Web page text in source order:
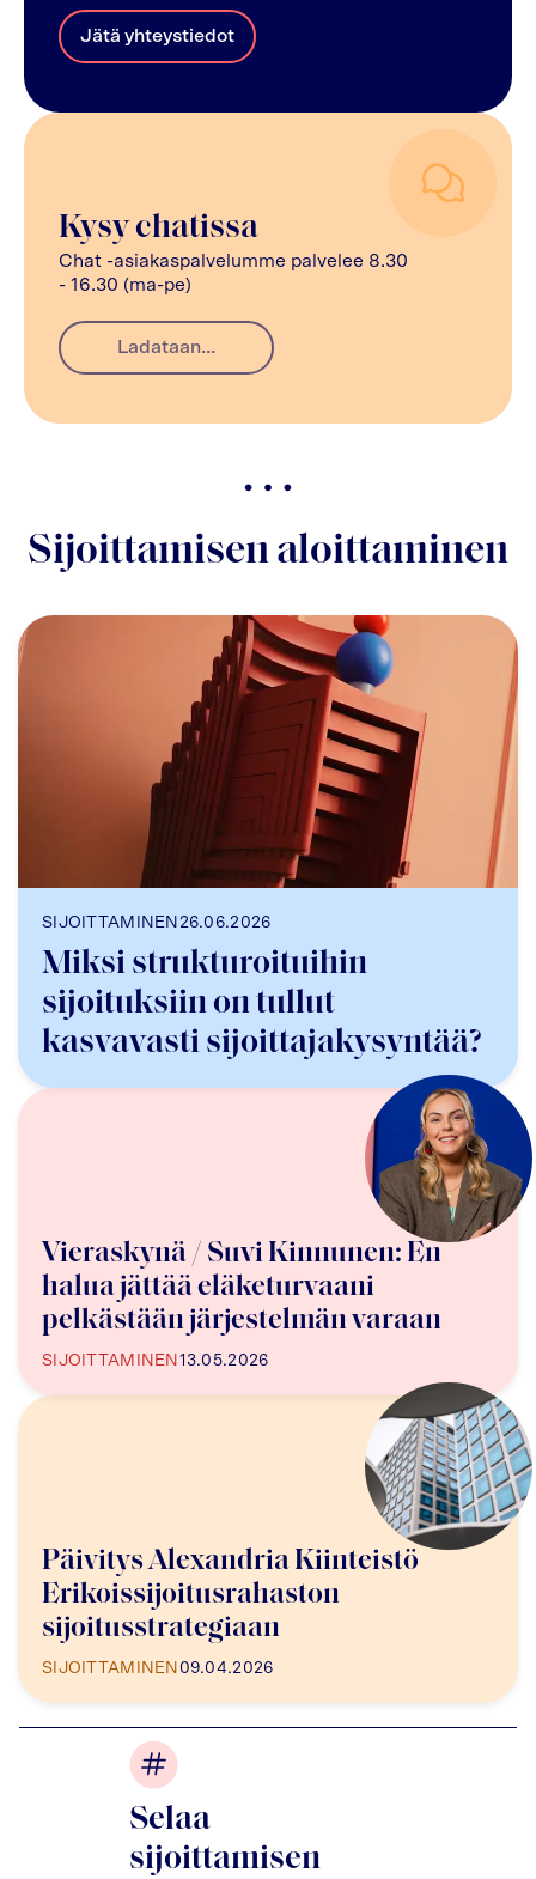
Kysy chatissa
Chat -asiakaspalvelumme palvelee 8.30
- 16.30 (ma-pe)
Ladataan...
Jätä yhteystiedot
Sijoittamisen aloittaminen
SIJOITTAMINEN 26.06.2026
Miksi strukturoituihin
sijoituksiin on tullut
kasvavasti sijoittajakysyntää?
Vieraskynä / Suvi Kinnunen: En
halua jättää eläketurvaani
pelkästään järjestelmän varaan
SIJOITTAMINEN 13.05.2026
Päivitys Alexandria Kiinteistö
Erikoissijoitusrahaston
sijoitusstrategiaan
SIJOITTAMINEN 09.04.2026
Selaa
sijoittamisen